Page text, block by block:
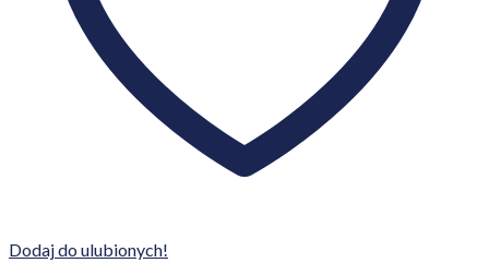
Dodaj do ulubionych!